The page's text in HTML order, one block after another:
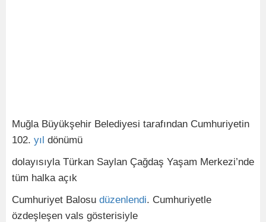
Muğla Büyükşehir Belediyesi tarafından Cumhuriyetin
102. yıl dönümü
dolayısıyla Türkan Saylan Çağdaş Yaşam Merkezi’nde
tüm halka açık
Cumhuriyet Balosu düzenlendi. Cumhuriyetle
özdeşleşen vals gösterisiyle